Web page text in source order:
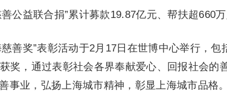
公益联合捐”累计募款19.87亿元、帮扶超660
善奖”表彰活动于2月17日在世博中心举行，包
奖，通过表彰社会各界奉献爱心、回报社会的
事业，弘扬上海城市精神，彰显上海城市品格。